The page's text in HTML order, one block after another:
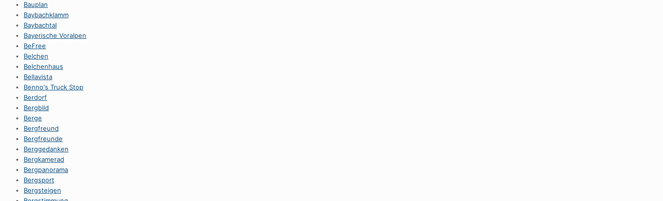
Bauplan
Baybachklamm
Baybachtal
Bayerische Voralpen
BeFree
Belchen
Belchenhaus
Bellavista
Benno's Truck Stop
Berdorf
Bergbild
Berge
Bergfreund
Bergfreunde
Berggedanken
Bergkamerad
Bergpanorama
Bergsport
Bergsteigen